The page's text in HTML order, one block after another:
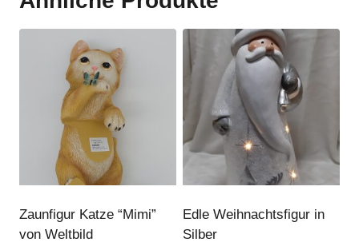
Zaunfigur Katze “Mimi”
von Weltbild
Edle Weihnachtsfigur in
Silber